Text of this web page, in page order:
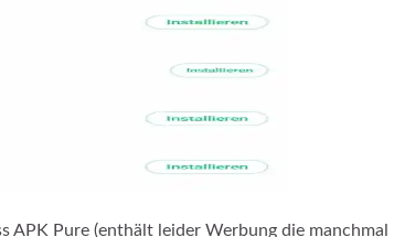
APK Pure (enthält leider Werbung die manchmal